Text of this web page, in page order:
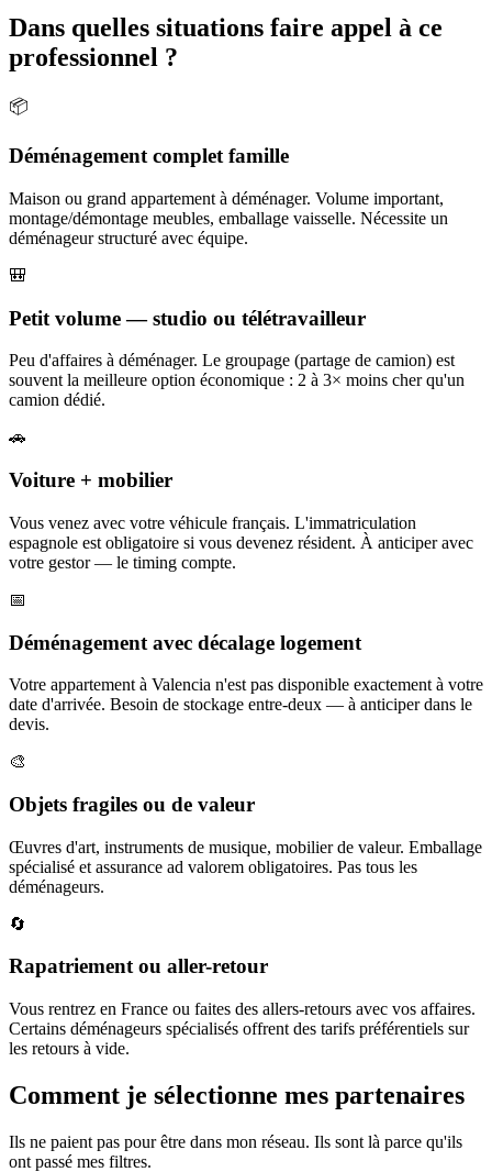
Dans quelles situations faire appel à ce
professionnel ?
📦
Déménagement complet famille
Maison ou grand appartement à déménager. Volume important,
montage/démontage meubles, emballage vaisselle. Nécessite un
déménageur structuré avec équipe.
🎒
Petit volume — studio ou télétravailleur
Peu d'affaires à déménager. Le groupage (partage de camion) est
souvent la meilleure option économique : 2 à 3× moins cher qu'un
camion dédié.
🚗
Voiture + mobilier
Vous venez avec votre véhicule français. L'immatriculation
espagnole est obligatoire si vous devenez résident. À anticiper avec
votre gestor — le timing compte.
📅
Déménagement avec décalage logement
Votre appartement à Valencia n'est pas disponible exactement à votre
date d'arrivée. Besoin de stockage entre-deux — à anticiper dans le
devis.
🎨
Objets fragiles ou de valeur
Œuvres d'art, instruments de musique, mobilier de valeur. Emballage
spécialisé et assurance ad valorem obligatoires. Pas tous les
déménageurs.
🔄
Rapatriement ou aller-retour
Vous rentrez en France ou faites des allers-retours avec vos affaires.
Certains déménageurs spécialisés offrent des tarifs préférentiels sur
les retours à vide.
Comment je sélectionne mes partenaires
Ils ne paient pas pour être dans mon réseau. Ils sont là parce qu'ils
ont passé mes filtres.